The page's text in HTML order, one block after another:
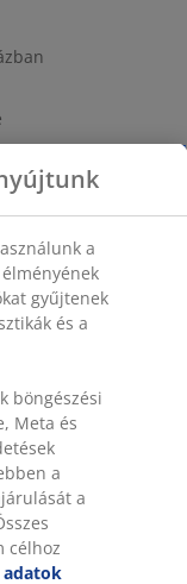
Ön szeretné
a
gyűjtenek Önről
a releváns
adatait